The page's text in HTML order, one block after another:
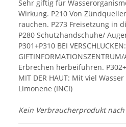
Sehr giftig für
Wirkung. P210 Von
rauchen. P273 Freisetzung in
P280 Schutzhandschuhe/
P301+P310 BEI
Erbrechen herbeiführen.
MIT DER HAUT: Mit viel
Limonene (INCI)
Kein Verbraucherprodukt nach